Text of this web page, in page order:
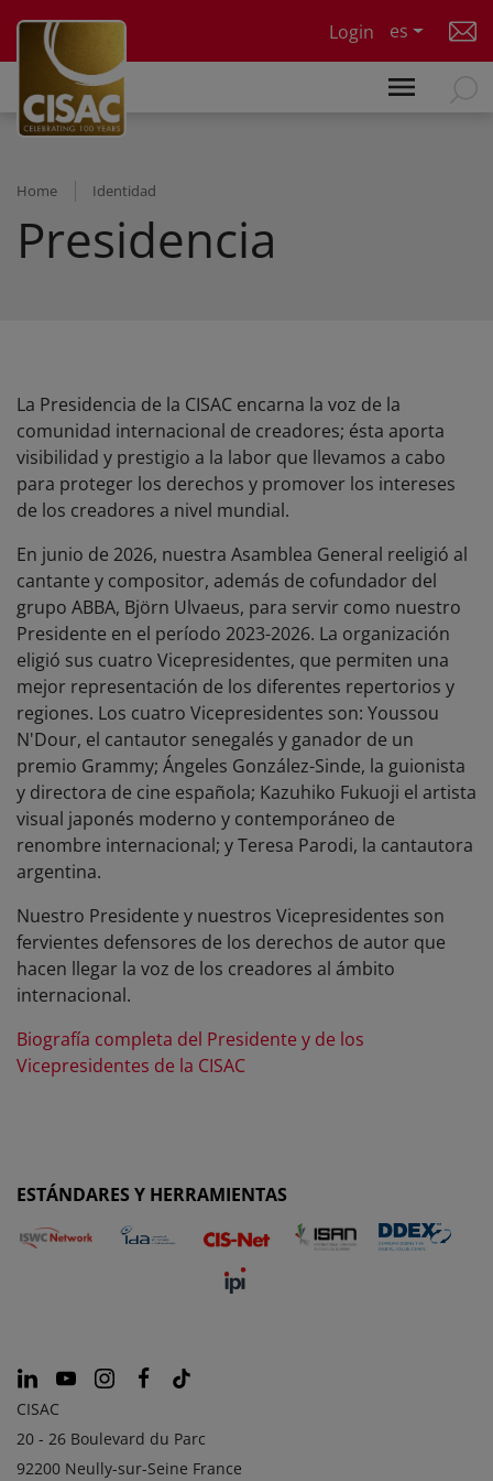
Login
es
Home Identidad
Presidencia
La Presidencia de la CISAC encarna la voz de la
comunidad internacional de creadores; ésta aporta
visibilidad y prestigio a la labor que llevamos a cabo
para proteger los derechos y promover los intereses
de los creadores a nivel mundial.
En junio de 2026, nuestra Asamblea General reeligió al
cantante y compositor, además de cofundador del
grupo ABBA, Björn Ulvaeus, para servir como nuestro
Presidente en el período 2023-2026. La organización
eligió sus cuatro Vicepresidentes, que permiten una
mejor representación de los diferentes repertorios y
regiones. Los cuatro Vicepresidentes son: Youssou
N'Dour, el cantautor senegalés y ganador de un
premio Grammy; Ángeles González-Sinde, la guionista
y directora de cine española; Kazuhiko Fukuoji el artista
visual japonés moderno y contemporáneo de
renombre internacional; y Teresa Parodi, la cantautora
argentina.
Nuestro Presidente y nuestros Vicepresidentes son
fervientes defensores de los derechos de autor que
hacen llegar la voz de los creadores al ámbito
internacional.
Biografía completa del Presidente y de los
Vicepresidentes de la CISAC
ESTÁNDARES Y HERRAMIENTAS
CISAC
20 - 26 Boulevard du Parc
92200 Neully-sur-Seine France